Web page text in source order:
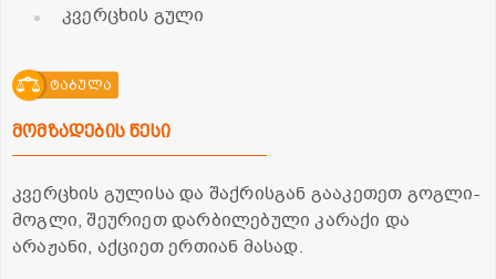
კვერცხის გული
ტაბულა
მომზადების წესი
კვერცხის გულისა და შაქრისგან გააკეთეთ გოგლი-
მოგლი, შეურიეთ დარბილებული კარაქი და
არაჟანი, აქციეთ ერთიან მასად.